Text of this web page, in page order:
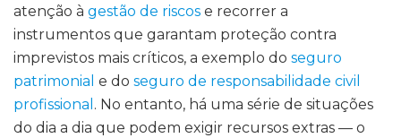
atenção à gestão de riscos e recorrer a
instrumentos que garantam proteção contra
imprevistos mais críticos, a exemplo do seguro
patrimonial e do seguro de responsabilidade civil
profissional . No entanto, há uma série de situações
do dia a dia que podem exigir recursos extras — o